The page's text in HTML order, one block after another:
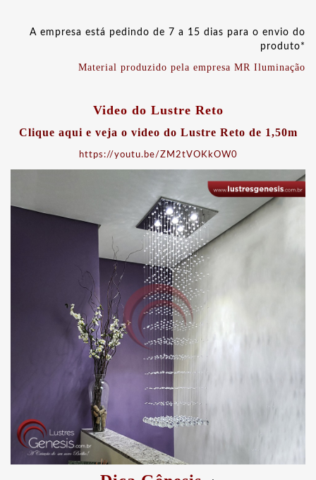
A empresa está pedindo de 7 a 15 dias para o envio do
produto*
Material produzido pela empresa MR Iluminação
Video do Lustre Reto
Clique aqui e veja o video do Lustre Reto de 1,50m
https://youtu.be/ZM2tVOKkOW0